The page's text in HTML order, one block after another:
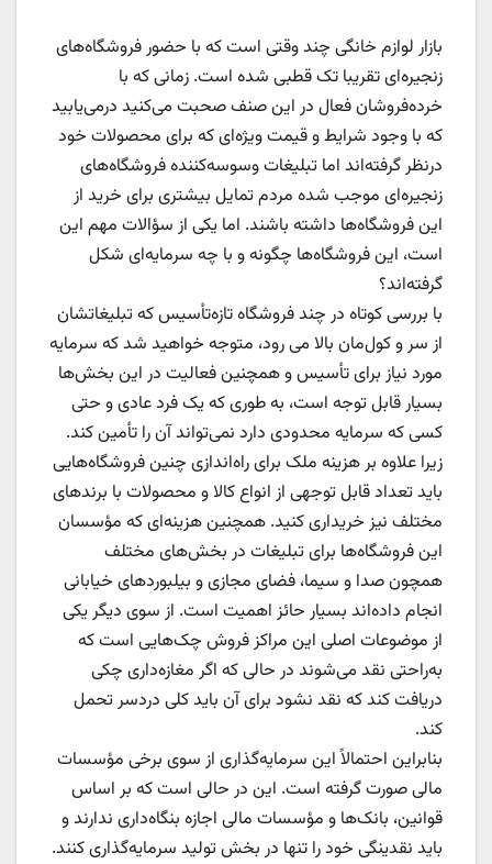
بازار لوازم خانگی چند وقتی است که با حضور فروشگاه‌های
زنجیره‌ای تقریبا تک قطبی شده است. زمانی که با
خرده‌فروشان فعال در این صنف صحبت می‌کنید درمی‌یابید
که با وجود شرایط و قیمت ویژه‌ای که برای محصولات خود
درنظر گرفته‌اند اما تبلیغات وسوسه‌کننده فروشگاه‌های
زنجیره‌ای موجب شده مردم تمایل بیشتری برای خرید از
این فروشگاه‌ها داشته باشند. اما یکی از سؤالات مهم این
است، این فروشگاه‌ها چگونه و با چه سرمایه‌ای شکل
گرفته‌اند؟
با بررسی کوتاه در چند فروشگاه تازه‌تأسیس که تبلیغاتشان
از سر و کول‌مان بالا می رود، متوجه خواهید شد که سرمایه
مورد نیاز برای تأسیس و همچنین فعالیت در این بخش‌ها
بسیار قابل توجه است، به طوری که یک فرد عادی و حتی
کسی که سرمایه محدودی دارد نمی‌تواند آن را تأمین کند.
زیرا علاوه بر هزینه ملک برای راه‌اندازی چنین فروشگاه‌هایی
باید تعداد قابل توجهی از انواع کالا و محصولات با برندهای
مختلف نیز خریداری کنید. همچنین هزینه‌ای که مؤسسان
این فروشگاه‌ها برای تبلیغات در بخش‌های مختلف
همچون صدا و سیما، فضای مجازی و بیلبوردهای خیابانی
انجام داده‌اند بسیار حائز اهمیت است. از سوی دیگر یکی
از موضوعات اصلی این مراکز فروش چک‌هایی است که
به‌راحتی نقد می‌شوند در حالی که اگر مغازه‌داری چکی
دریافت کند که نقد نشود برای آن باید کلی دردسر تحمل
کند.
بنابراین احتمالاً این سرمایه‌گذاری از سوی برخی مؤسسات
مالی صورت گرفته است. این در حالی است که بر اساس
قوانین، بانک‌ها و مؤسسات مالی اجازه بنگاه‌داری ندارند و
باید نقدینگی خود را تنها در بخش تولید سرمایه‌گذاری کنند.